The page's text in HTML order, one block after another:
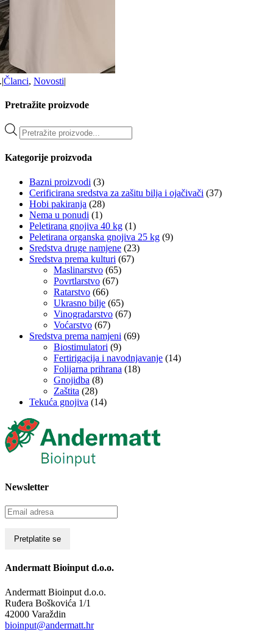
|Članci, Novosti|
Pretražite proizvode
Products
search
Kategorije proizvoda
Bazni proizvodi (3)
Cerificirana sredstva za zašitu bilja i ojačivači (37)
Hobi pakiranja (28)
Nema u ponudi (1)
Peletirana gnojiva 40 kg (1)
Peletirana organska gnojiva 25 kg (9)
Sredstva druge namjene (23)
Sredstva prema kulturi (67)
Maslinarstvo (65)
Povrtlarstvo (67)
Ratarstvo (66)
Ukrasno bilje (65)
Vinogradarstvo (67)
Voćarstvo (67)
Sredstva prema namjeni (69)
Biostimulatori (9)
Fertirigacija i navodnjavanje (14)
Folijarna prihrana (18)
Gnojidba (8)
Zaštita (28)
Tekuća gnojiva (14)
Newsletter
Andermatt Bioinput d.o.o.
Andermatt Bioinput d.o.o.
Ruđera Boškovića 1/1
42000 Varaždin
bioinput@andermatt.hr